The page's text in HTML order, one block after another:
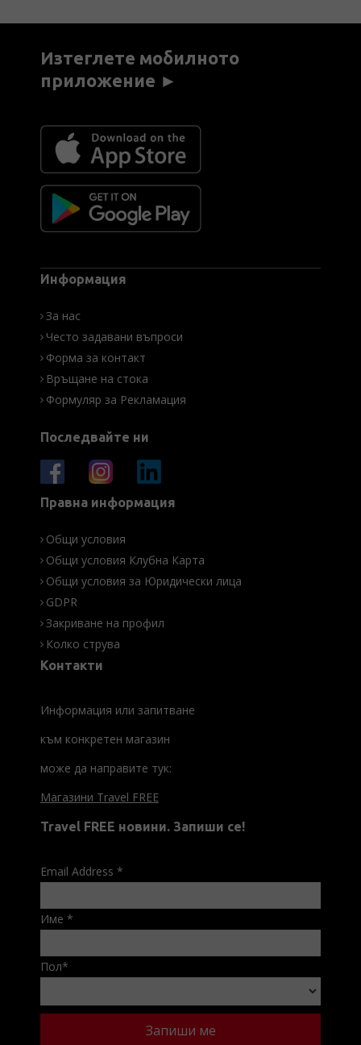
Изтеглете мобилното
приложение ►
Информация
За нас
Често задавани въпроси
Форма за контакт
Връщане на стока
Формуляр за Рекламация
Последвайте ни
Правна информация
Общи условия
Общи условия Клубна Карта
Общи условия за Юридически лица
GDPR
Закриване на профил
Колко струва
Контакти
Информация или запитване
към конкретен магазин
може да направите тук:
Магазини Travel FREE
Travel FREE новини. Запиши се!
Email Address *
Име *
Пол*